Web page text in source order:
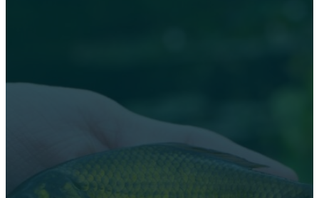
Identifizierung
Das Erkennen von Carassius-Arten kann oft eine schwierige